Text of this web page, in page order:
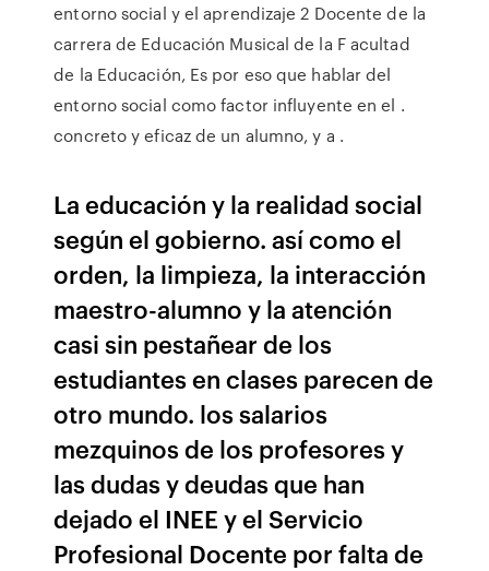
entorno social y el aprendizaje 2 Docente de la
carrera de Educación Musical de la F acultad
de la Educación, Es por eso que hablar del
entorno social como factor influyente en el .
concreto y eficaz de un alumno, y a .
La educación y la realidad social
según el gobierno. así como el
orden, la limpieza, la interacción
maestro-alumno y la atención
casi sin pestañear de los
estudiantes en clases parecen de
otro mundo. los salarios
mezquinos de los profesores y
las dudas y deudas que han
dejado el INEE y el Servicio
Profesional Docente por falta de